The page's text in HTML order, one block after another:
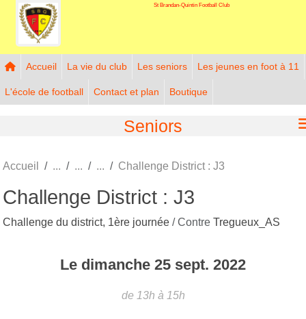
St Brandan-Quintin Football Club
Accueil La vie du club Les seniors Les jeunes en foot à 11
L'école de football Contact et plan Boutique
Seniors
Accueil Challenge District : J3
Challenge District : J3
Challenge du district, 1ère journée / Contre Tregueux_AS
Le dimanche 25 sept. 2022
de 13h à 15h
Panneau de gestion des cookies